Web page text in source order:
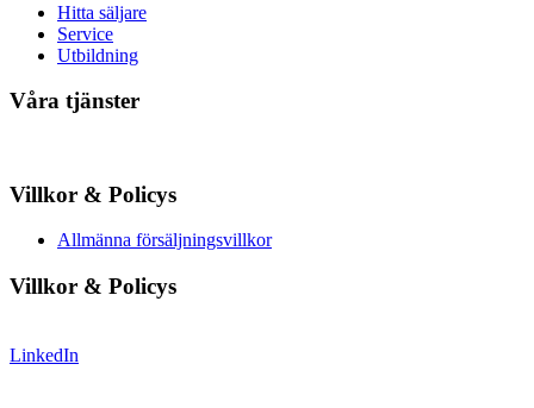
Hitta säljare
Service
Utbildning
Våra tjänster
Villkor & Policys
Allmänna försäljningsvillkor
Villkor & Policys
LinkedIn